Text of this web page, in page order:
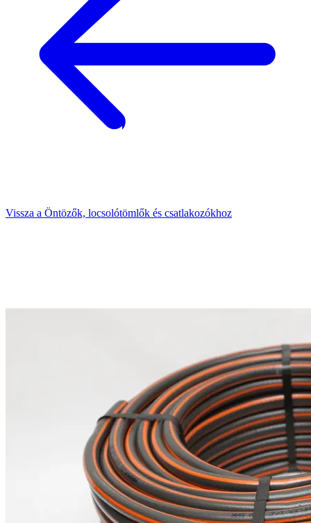
Vissza a Öntözők, locsolótömlők és csatlakozókhoz